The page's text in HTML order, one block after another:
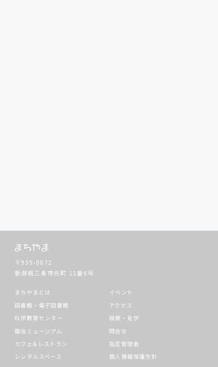
〒955-0072
新潟県三条市元町 11番6号
まちやまとは
図書館・電子図書館
科学教育センター
鍛冶ミュージアム
カフェ&レストラン
レンタルスペース
イベント
アクセス
視察・見学
問合せ
指定管理者
個人情報保護方針